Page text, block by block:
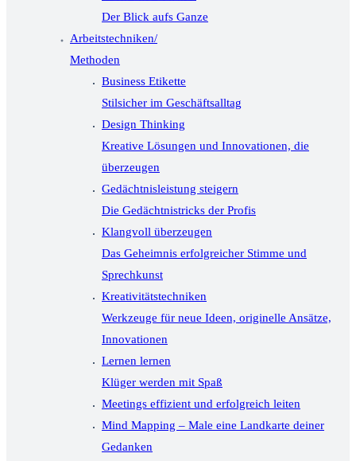
Der Blick aufs Ganze
Arbeitstechniken/
Methoden
Business Etikette
Stilsicher im Geschäftsalltag
Design Thinking
Kreative Lösungen und Innovationen, die
überzeugen
Gedächtnisleistung steigern
Die Gedächtnistricks der Profis
Klangvoll überzeugen
Das Geheimnis erfolgreicher Stimme und
Sprechkunst
Kreativitätstechniken
Werkzeuge für neue Ideen, originelle Ansätze,
Innovationen
Lernen lernen
Klüger werden mit Spaß
Meetings effizient und erfolgreich leiten
Mind Mapping – Male eine Landkarte deiner
Gedanken